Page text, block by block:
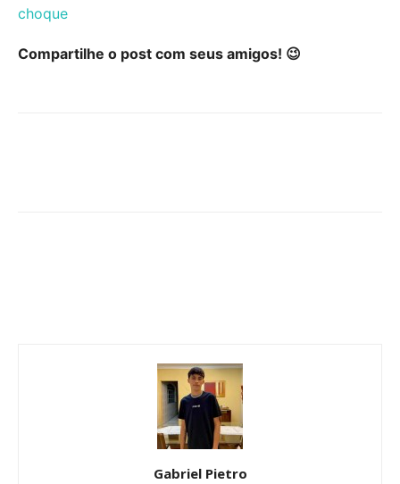
choque
Compartilhe o post com seus amigos! 😉
Gabriel Pietro